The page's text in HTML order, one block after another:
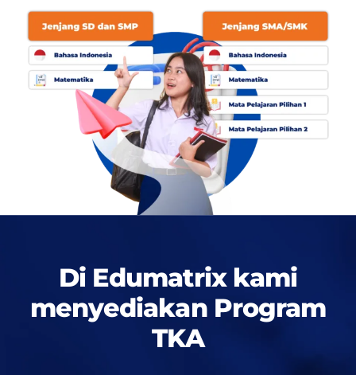
Di Edumatrix kami
menyediakan Program
TKA